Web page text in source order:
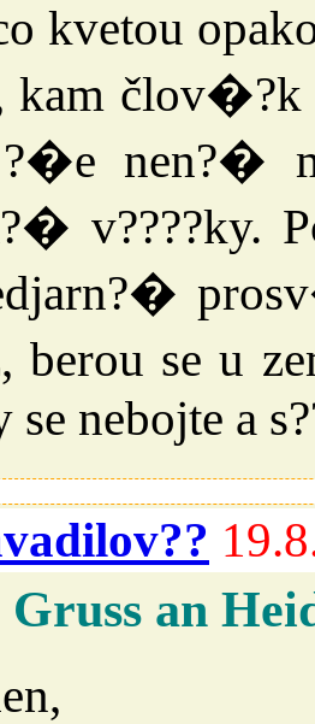
kvetou
kam člov�?k
nen?�
v????ky.
berou se u
se nebojte a
an